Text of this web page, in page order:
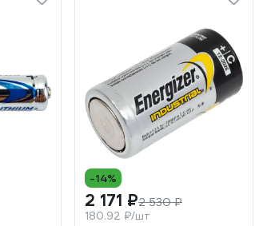
-14%
2 171 ₽2 530 ₽
180.92 ₽/шт